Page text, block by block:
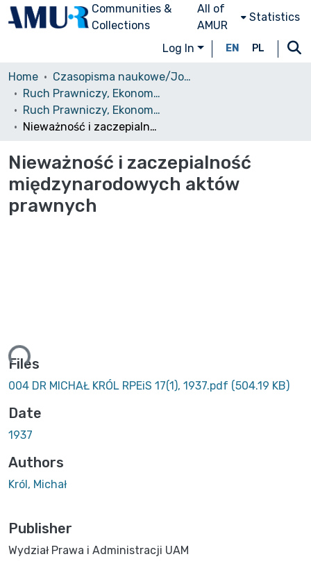
Communities &
Collections
All of
AMUR
Statistics
Log In EN PL
Home
Czasopisma naukowe/Journals
Ruch Prawniczy, Ekonomiczny i Socjologiczny
Ruch Prawniczy, Ekonomiczny i Socjologiczny, 1937, nr 1
Nieważność i zaczepialność międzynarodowych aktów prawnych
Nieważność i zaczepialność
międzynarodowych aktów
prawnych
Files
004 DR MICHAŁ KRÓL RPEiS 17(1), 1937.pdf (504.19 KB)
Date
1937
Authors
Król, Michał
Publisher
Wydział Prawa i Administracji UAM